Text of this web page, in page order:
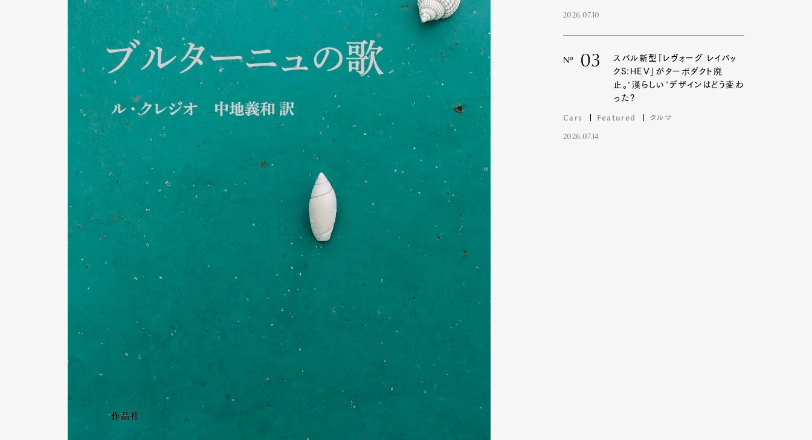
2026.07.10
Nº 03
スバル新型「レヴォーグ レイバッ
クS:HEV」がターボダクト廃
止。“漢らしい”デザインはどう変わ
った?
Cars Featured クルマ
2026.07.14